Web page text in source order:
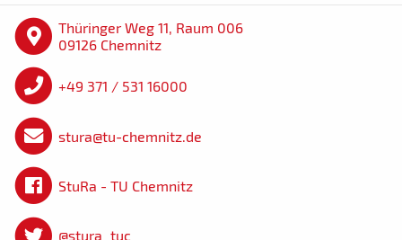
Thüringer Weg 11, Raum 006
09126 Chemnitz
+49 371 / 531 16000
stura@tu-chemnitz.de
StuRa - TU Chemnitz
@stura_tuc